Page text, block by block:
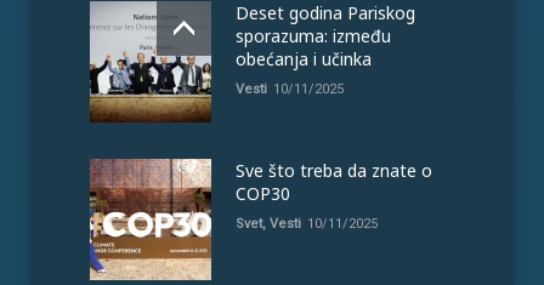
Deset godina Pariskog
sporazuma: između
obećanja i učinka
Vesti 10/11/2025
Sve što treba da znate o
COP30
Svet, Vesti 10/11/2025